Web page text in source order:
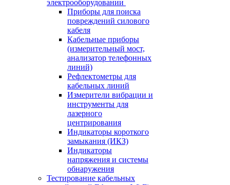
электрооборудовании
Приборы для поиска
повреждений силового
кабеля
Кабельные приборы
(измерительный мост,
анализатор телефонных
линий)
Рефлектометры для
кабельных линий
Измерители вибрации и
инструменты для
лазерного
центрирования
Индикаторы короткого
замыкания (ИКЗ)
Индикаторы
напряжения и системы
обнаружения
Тестирование кабельных